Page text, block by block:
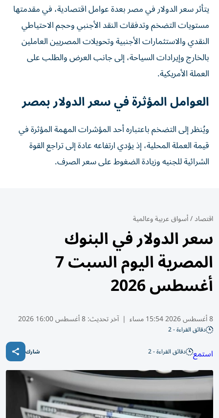
يتأثر سعر الدولار في مصر بعدة عوامل اقتصادية، في مقدمتها
مستويات التضخم وتدفقات النقد الأجنبي وحجم الاحتياطي
النقدي والاستثمارات الأجنبية وتحويلات المصريين العاملين
بالخارج وإيرادات السياحة، إلى جانب العرض والطلب على
العملة الأمريكية.
العوامل المؤثرة في سعر الدولار بمصر
ويُنظر إلى التضخم باعتباره أحد المؤشرات المهمة المؤثرة في
قيمة العملة المحلية، إذ يؤدي ارتفاعه عادة إلى تراجع القوة
الشرائية للجنيه وزيادة الضغوط على سعر الصرف.
اقتصاد/أسواق عربية وعالمية
سعر الدولار في البنوك
المصرية اليوم السبت 7
أغسطس 2026
8 أغسطس 2026 15:54 مساء | آخر تحديث:8 أغسطس 16:00 2026
دقائق القراءة - 2
استمع دقائق القراءة - 2 شارك